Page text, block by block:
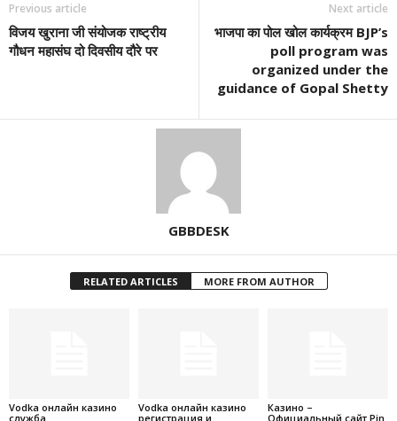
Previous article
विजय खुराना जी संयोजक राष्ट्रीय
गौधन महासंघ दो दिवसीय दौरे पर
Next article
भाजपा का पोल खोल कार्यक्रम BJP’s
poll program was
organized under the
guidance of Gopal Shetty
GBBDESK
RELATED ARTICLES MORE FROM AUTHOR
Vodka онлайн казино
служба
Vodka онлайн казино
регистрация и
Казино –
Официальный сайт Pin